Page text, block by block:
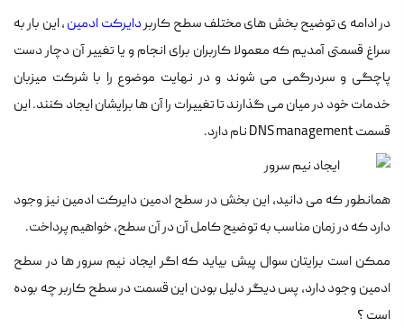
در ادامه ی توضیح بخش های مختلف سطح کاربردایرکت ادمین، این بار به
سراغ قسمتی آمدیم که معمولا کاربران برای انجام و یا تغییر آن دچار دست
پاچگی و سردرگمی می شوند و در نهایت موضوع را با شرکت میزبان
خدمات خود در میان می گذارند تا تغییرات را آن ها برایشان ایجاد کنند. این
قسمت DNS management نام دارد.
همانطور که می دانید، این بخش در سطح ادمین دایرکت ادمین نیز وجود
دارد که در زمان مناسب به توضیح کامل آن در آن سطح، خواهیم پرداخت.
ممکن است برایتان سوال پیش بیاید که اگر ایجاد نیم سرور ها در سطح
ادمین وجود دارد، پس دیگر دلیل بودن این قسمت در سطح کاربر چه بوده
است ؟